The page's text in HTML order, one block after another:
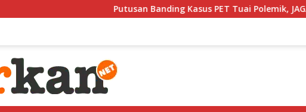
Putusan Banding Kasus PET Tuai Polemik, JAGA MARWAH Minta